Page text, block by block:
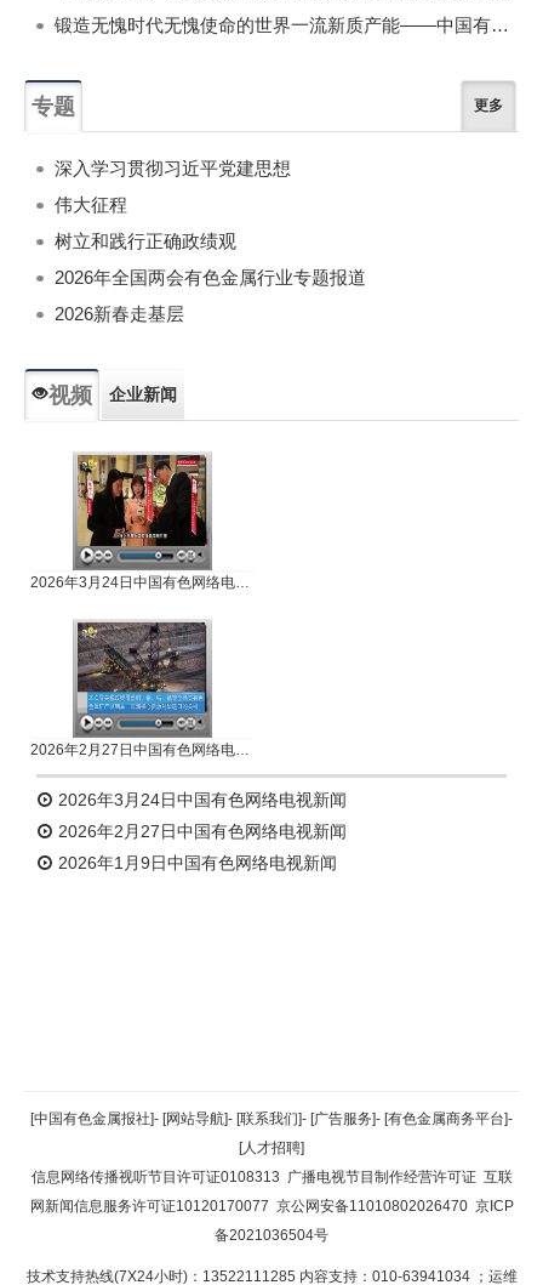
锻造无愧时代无愧使命的世界一流新质产能——中国有色金属工业的战略应对与破局之道（二）
专题 更多
深入学习贯彻习近平党建思想
伟大征程
树立和践行正确政绩观
2026年全国两会有色金属行业专题报道
2026新春走基层
视频 企业新闻
2026年3月24日中国有色网络电视新闻
2026年2月27日中国有色网络电视新闻
2026年3月24日中国有色网络电视新闻
2026年2月27日中国有色网络电视新闻
2026年1月9日中国有色网络电视新闻
返回顶部
返回首页
[中国有色金属报社]- [网站导航]- [联系我们]- [广告服务]- [有色金属商务平台]-
[人才招聘]
信息网络传播视听节目许可证0108313 广播电视节目制作经营许可证 互联
网新闻信息服务许可证10120170077 京公网安备11010802026470 京ICP
备2021036504号
技术支持热线(7X24小时)：13522111285 内容支持：010-63941034 ；运维